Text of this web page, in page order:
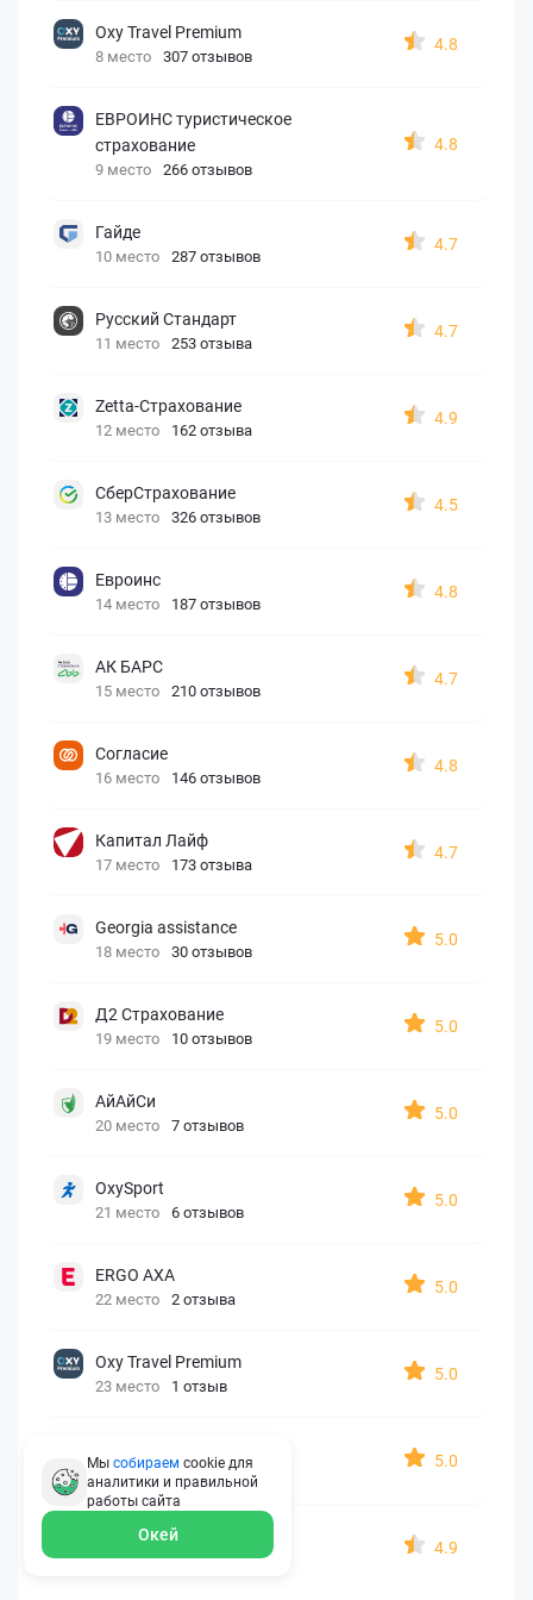
Oxy Travel Premium
8 место 307 отзывов
4.8
ЕВРОИНС туристическое
страхование
9 место 266 отзывов
4.8
Гайде
10 место 287 отзывов
4.7
Русский Стандарт
11 место 253 отзыва
4.7
Zetta-Страхование
12 место 162 отзыва
4.9
СберСтрахование
13 место 326 отзывов
4.5
Евроинс
14 место 187 отзывов
4.8
АК БАРС
15 место 210 отзывов
4.7
Согласие
16 место 146 отзывов
4.8
Капитал Лайф
17 место 173 отзыва
4.7
Georgia assistance
18 место 30 отзывов
5.0
Д2 Страхование
19 место 10 отзывов
5.0
АйАйСи
20 место 7 отзывов
5.0
OxySport
21 место 6 отзывов
5.0
ERGO AXA
22 место 2 отзыва
5.0
Oxy Travel Premium
23 место 1 отзыв
5.0
24 место 1 отзыв
5.0
МАКС
25 место 15 отзывов
4.9
Мы собираем cookie для
аналитики и правильной
работы сайта
Окей